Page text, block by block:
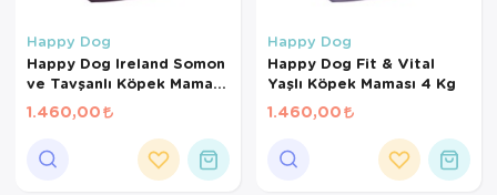
Happy Dog
Happy Dog Ireland Somon
ve Tavşanlı Köpek Maması
4 Kg
1.460,00
Happy Dog
Happy Dog Fit & Vital
Yaşlı Köpek Maması 4 Kg
1.460,00